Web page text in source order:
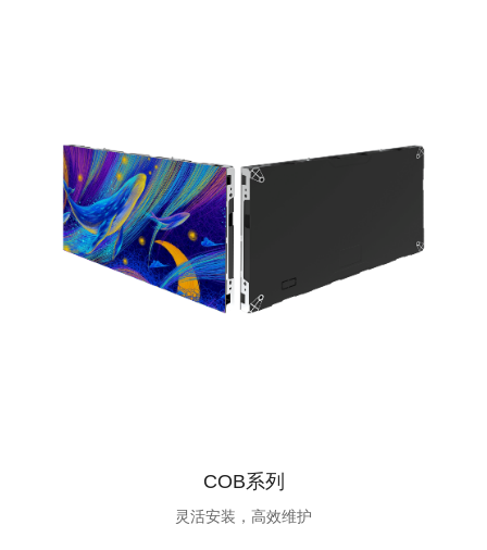
COB系列
灵活安装，高效维护